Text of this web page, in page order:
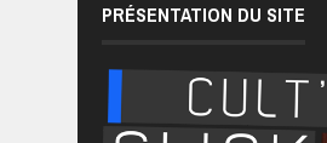
PRÉSENTATION DU SITE